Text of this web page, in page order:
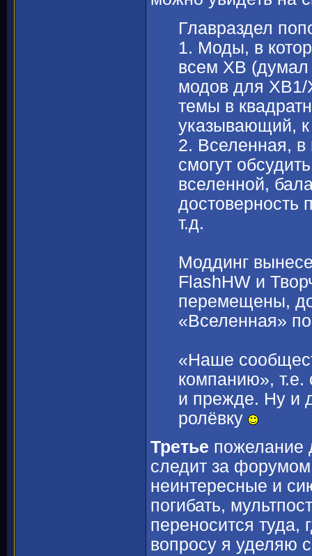
Главраздел
1. Моды, в
всем ХВ (думал
модов для ХВ1/
темы в
указывающий, к
2. Вселенная, в
смогут
вселенной,
достоверность
т.д.
Моддинг
FlashHW и
перемещены,
«Вселенная»
«Наше
компанию», т.е.
и прежде. Ну и
ролёвку
Третье пожелание
следит за
неинтересные и
погибать,
переносится туда,
вопросу я уделяю